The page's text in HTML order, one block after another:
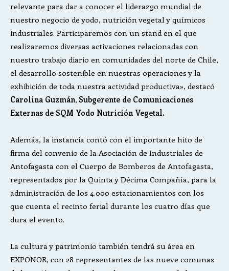
relevante para dar a conocer el liderazgo mundial de
nuestro negocio de yodo, nutrición vegetal y químicos
industriales. Participaremos con un stand en el que
realizaremos diversas activaciones relacionadas con
nuestro trabajo diario en comunidades del norte de Chile,
el desarrollo sostenible en nuestras operaciones y la
exhibición de toda nuestra actividad productiva», destacó
Carolina Guzmán, Subgerente de Comunicaciones
Externas de SQM Yodo Nutrición Vegetal.
Además, la instancia contó con el importante hito de
firma del convenio de la Asociación de Industriales de
Antofagasta con el Cuerpo de Bomberos de Antofagasta,
representados por la Quinta y Décima Compañía, para la
administración de los 4.000 estacionamientos con los
que cuenta el recinto ferial durante los cuatro días que
dura el evento.
La cultura y patrimonio también tendrá su área en
EXPONOR, con 28 representantes de las nueve comunas